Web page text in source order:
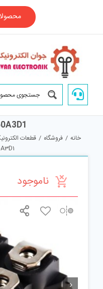
خانه / فروشگاه / قطعات
ناموجود
